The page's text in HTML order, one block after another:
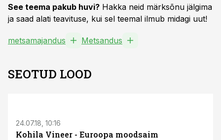
See teema pakub huvi? Hakka neid märksõnu jälgima
ja saad alati teavituse, kui sel teemal ilmub midagi uut!
metsamajandus Metsandus
SEOTUD LOOD
24.07.18, 10:16
Kohila Vineer - Euroopa moodsaim